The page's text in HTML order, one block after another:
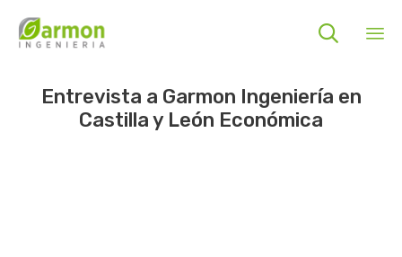

Entrevista a Garmon Ingeniería en
Castilla y León Económica